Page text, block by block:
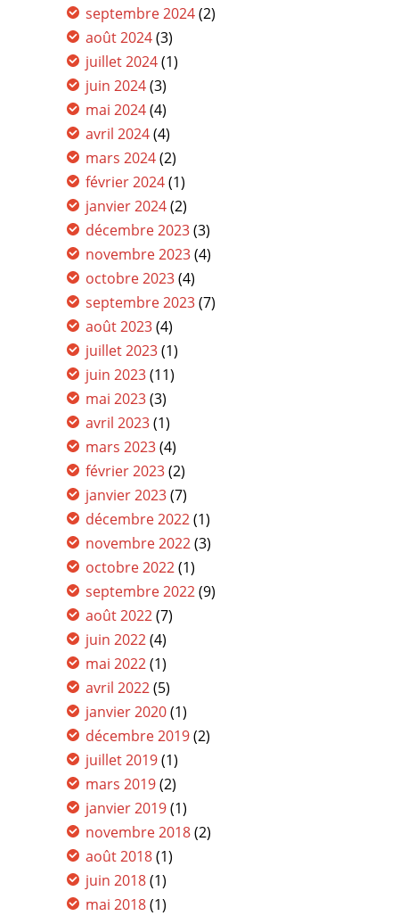
septembre 2024(2)
août 2024(3)
juillet 2024(1)
juin 2024(3)
mai 2024(4)
avril 2024(4)
mars 2024(2)
février 2024(1)
janvier 2024(2)
décembre 2023(3)
novembre 2023(4)
octobre 2023(4)
septembre 2023(7)
août 2023(4)
juillet 2023(1)
juin 2023(11)
mai 2023(3)
avril 2023(1)
mars 2023(4)
février 2023(2)
janvier 2023(7)
décembre 2022(1)
novembre 2022(3)
octobre 2022(1)
septembre 2022(9)
août 2022(7)
juin 2022(4)
mai 2022(1)
avril 2022(5)
janvier 2020(1)
décembre 2019(2)
juillet 2019(1)
mars 2019(2)
janvier 2019(1)
novembre 2018(2)
août 2018(1)
juin 2018(1)
mai 2018(1)